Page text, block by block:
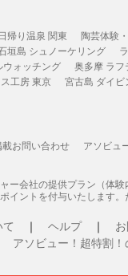
日帰り温泉 関東 陶芸体験
垣島 シュノーケリング
ォッチング 奥多摩 ラフ
工房 東京 宮古島 ダイビ
載お問い合わせ アソビュ
ー会社の提供プラン（体
イントを付与いたします
ヘルプ
アソビュー！超特割